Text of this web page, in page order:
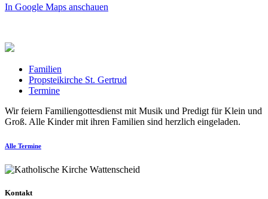
In Google Maps anschauen
Familien
Propsteikirche St. Gertrud
Termine
Wir feiern Familiengottesdienst mit Musik und Predigt für Klein und
Groß. Alle Kinder mit ihren Familien sind herzlich eingeladen.
Alle Termine
Kontakt